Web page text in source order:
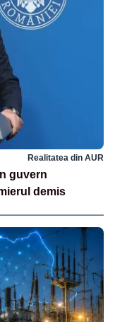
Realitatea din AUR
guvern
demis